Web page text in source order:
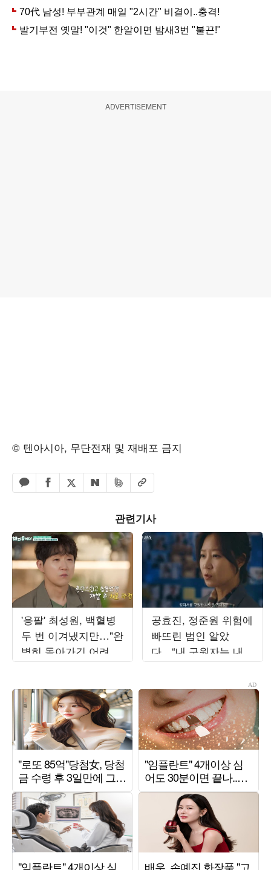
ADVERTISEMENT
© 텐아시아, 무단전재 및 재배포 금지
카카오톡 공유하기
페이스북 공유하기
엑스 공유하기
네이버 공유하기
밴드 공유하기
URL복사
관련기사
'응팔' 최성원, 백혈병
두 번 이겨냈지만…"완
벽히 돌아가긴 어려워"
('해투')
공효진, 정준원 위험에
빠뜨린 범인 알았
다…“내 구원자는 내
남편” (‘유부녀 킬러’)